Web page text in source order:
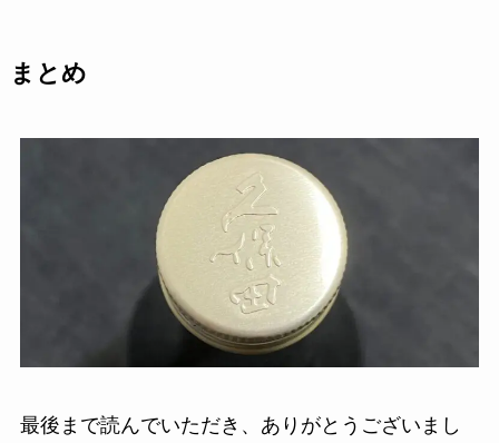
まとめ
最後まで読んでいただき、ありがとうございまし